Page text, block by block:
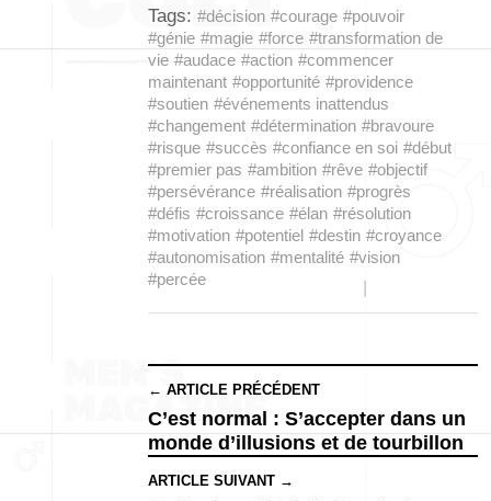
Tags: #décision #courage #pouvoir
#génie #magie #force #transformation de
vie #audace #action #commencer
maintenant #opportunité #providence
#soutien #événements inattendus
#changement #détermination #bravoure
#risque #succès #confiance en soi #début
#premier pas #ambition #rêve #objectif
#persévérance #réalisation #progrès
#défis #croissance #élan #résolution
#motivation #potentiel #destin #croyance
#autonomisation #mentalité #vision
#percée
← ARTICLE PRÉCÉDENT
C’est normal : S’accepter dans un
monde d’illusions et de tourbillon
ARTICLE SUIVANT →